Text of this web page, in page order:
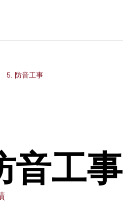
5. 防音工事
音工事